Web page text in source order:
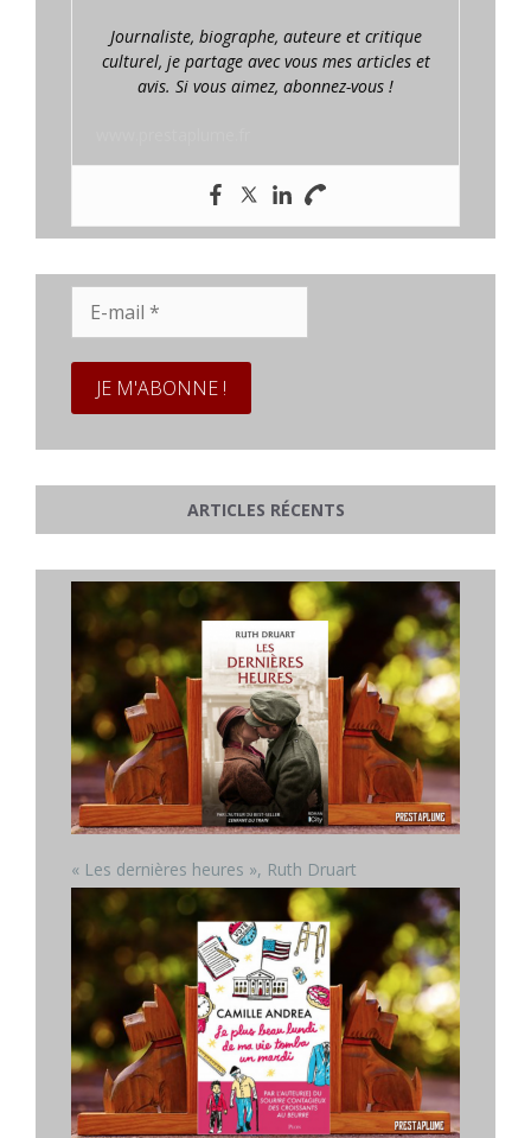
Journaliste, biographe, auteure et critique
culturel, je partage avec vous mes articles et
avis. Si vous aimez, abonnez-vous !
mail
ARTICLES RÉCENTS
« Les dernières heures », Ruth Druart